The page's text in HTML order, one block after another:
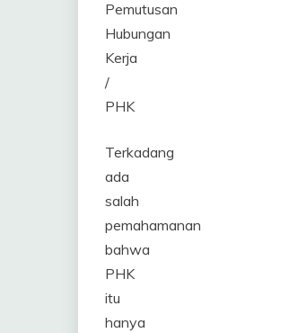
Pemutusan
Hubungan
Kerja
/
PHK
Terkadang
ada
salah
pemahamanan
bahwa
PHK
itu
hanya